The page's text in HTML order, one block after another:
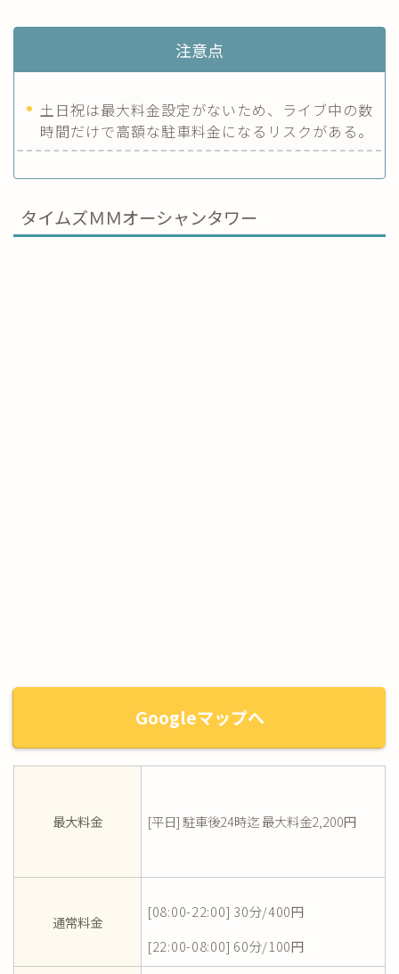
注意点
土日祝は最大料金設定がないため、ライブ中の数
時間だけで高額な駐車料金になるリスクがある。
タイムズＭＭオーシャンタワー
Googleマップへ
最大料金 [平日] 駐車後24時迄 最大料金2,200円
通常料金
[08:00-22:00] 30分/400円
[22:00-08:00] 60分/100円